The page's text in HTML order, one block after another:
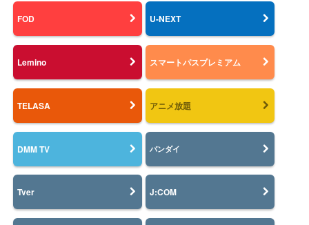
FOD U-NEXT
Lemino スマートパスプレミアム
TELASA アニメ放題
DMM TV バンダイ
Tver J:COM